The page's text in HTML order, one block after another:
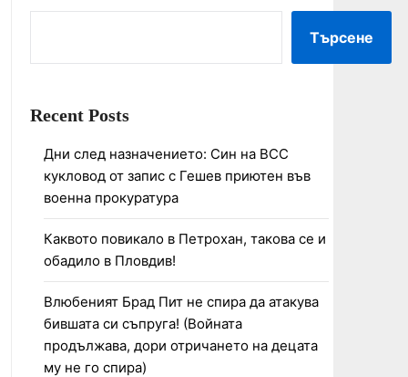
Търсене
Recent Posts
Дни след назначението: Син на ВСС
кукловод от запис с Гешев приютен във
военна прокуратура
Каквото повикало в Петрохан, такова се и
обадило в Пловдив!
Влюбеният Брад Пит не спира да атакува
бившата си съпруга! (Войната
продължава, дори отричането на децата
му не го спира)